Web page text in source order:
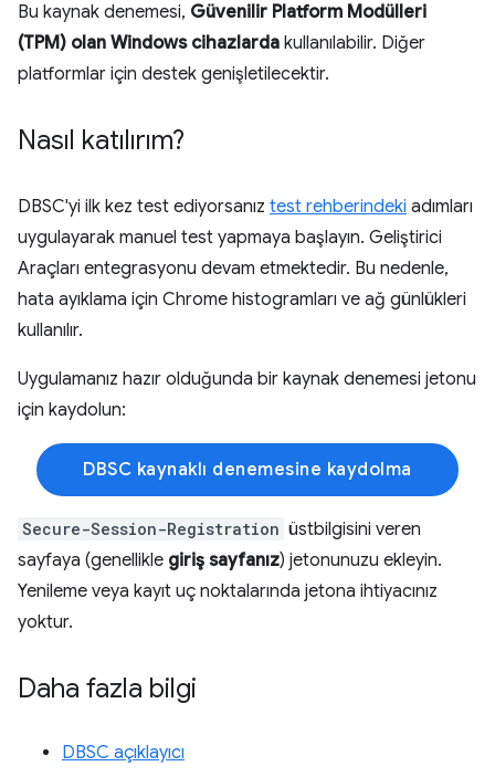
Bu kaynak denemesi, Güvenilir Platform Modülleri
(TPM) olan Windows cihazlarda kullanılabilir. Diğer
platformlar için destek genişletilecektir.
Nasıl katılırım?
DBSC'yi ilk kez test ediyorsanız test rehberindeki adımları
uygulayarak manuel test yapmaya başlayın. Geliştirici
Araçları entegrasyonu devam etmektedir. Bu nedenle,
hata ayıklama için Chrome histogramları ve ağ günlükleri
kullanılır.
Uygulamanız hazır olduğunda bir kaynak denemesi jetonu
için kaydolun:
DBSC kaynaklı denemesine kaydolma
Secure-Session-Registration üstbilgisini veren
sayfaya (genellikle giriş sayfanız) jetonunuzu ekleyin.
Yenileme veya kayıt uç noktalarında jetona ihtiyacınız
yoktur.
Daha fazla bilgi
DBSC açıklayıcı